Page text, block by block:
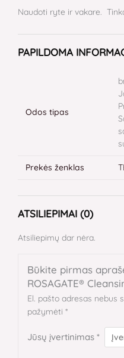
Naudoti ryte ir vakare.
PAPILDOMA
Odos tipas
Prekės ženklas
ATSILIEPIMAI (0)
Atsiliepimų dar nėra.
Būkite pirmas
ROSAGATE®
El. pašto adresas nebus
pažymėti *
Jūsų įvertinimas *